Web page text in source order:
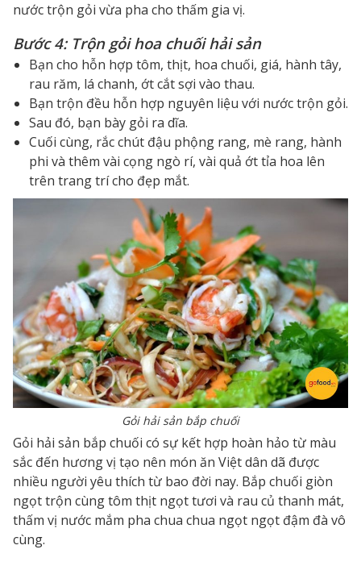
nước trộn gỏi vừa pha cho thấm gia vị.
Bước 4: Trộn gỏi hoa chuối hải sản
Bạn cho hỗn hợp tôm, thịt, hoa chuối, giá, hành tây,
rau răm, lá chanh, ớt cắt sợi vào thau.
Bạn trộn đều hỗn hợp nguyên liệu với nước trộn gỏi.
Sau đó, bạn bày gỏi ra dĩa.
Cuối cùng, rắc chút đậu phộng rang, mè rang, hành
phi và thêm vài cọng ngò rí, vài quả ớt tỉa hoa lên
trên trang trí cho đẹp mắt.
Gỏi hải sản bắp chuối
Gỏi hải sản bắp chuối có sự kết hợp hoàn hảo từ màu
sắc đến hương vị tạo nên món ăn Việt dân dã được
nhiều người yêu thích từ bao đời nay. Bắp chuối giòn
ngọt trộn cùng tôm thịt ngọt tươi và rau củ thanh mát,
thấm vị nước mắm pha chua chua ngọt ngọt đậm đà vô
cùng.